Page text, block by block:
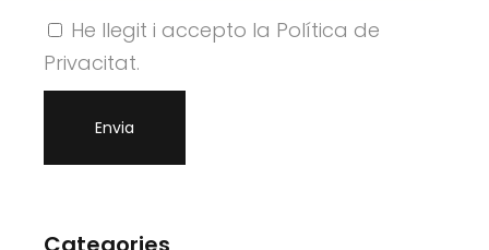
He llegit i accepto la Política de
Privacitat.